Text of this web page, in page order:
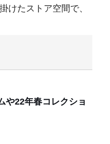
けたストア空間で、
や22年春コレクショ